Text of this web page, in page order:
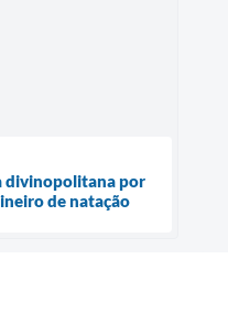
divinopolitana por
de natação